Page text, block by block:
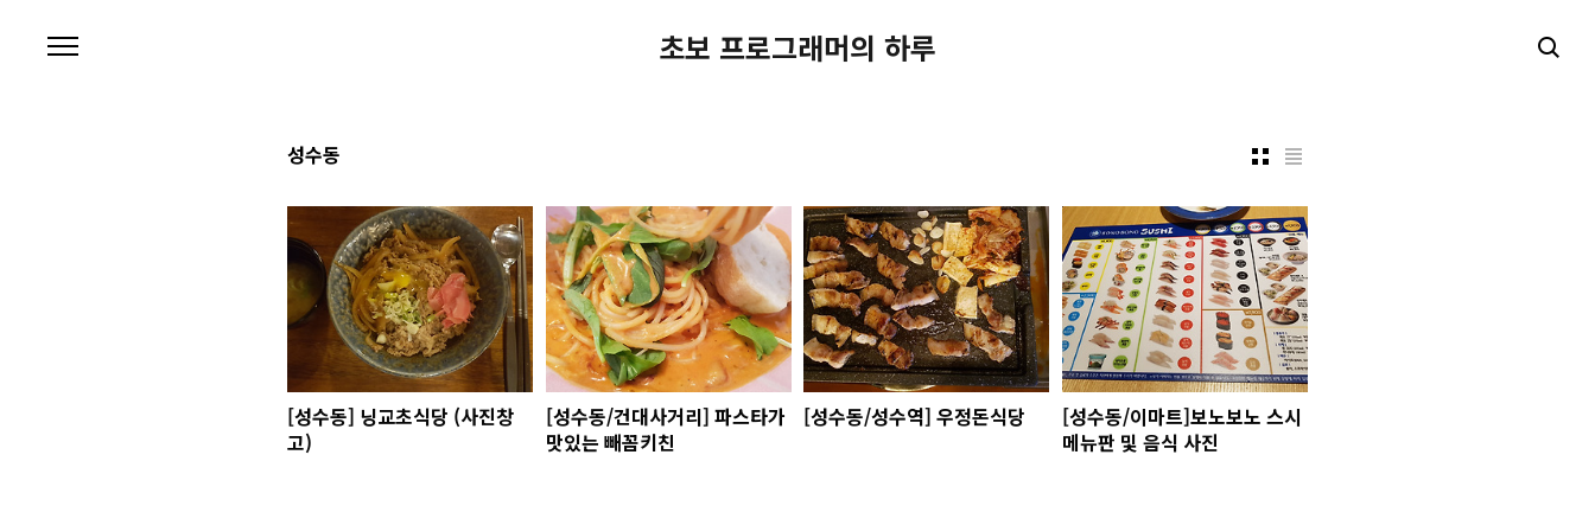
초보 프로그래머의 하루
성수동
[성수동] 닝교초식당 (사진창
고)
[성수동/건대사거리] 파스타가
맛있는 빼꼼키친
[성수동/성수역] 우정돈식당
[성수동/이마트]보노보노 스시
메뉴판 및 음식 사진